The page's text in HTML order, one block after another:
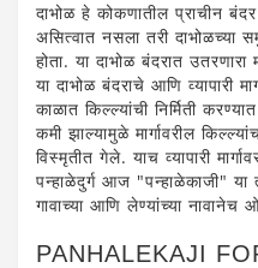
दाभोळ हे कोकणातील प्राचीन
असित्वात नसला तरी दाभोळच्या
होता. या दाभोळ बंदरात उतरणारा
या दाभोळ बंदराचे आणि व्यापारी
काळात किल्ल्यांची निर्मिती
कमी झाल्यामुळे मार्गावरील
विस्मृतीत गेले. याच व्यापारी
पन्हाळेदुर्ग आज "पन्हाळेकाजी" या
गावाच्या आणि लेण्यांच्या नावानेच
PANHALEKAJI